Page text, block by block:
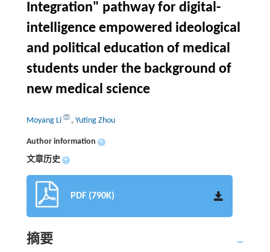
Integration" pathway for digital-
intelligence empowered ideological
and political education of medical
students under the background of
new medical science
Moyang Li , Yuting Zhou
Author information +
文章历史 +
PDF (790K)
摘要